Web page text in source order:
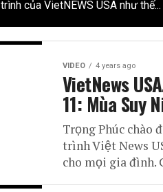
trình của VietNEWS USA như thế...
VIDEO 4 years ago
VietNews
11: Mùa Suy
Trọng Phúc chào
trình Việt News
cho mọi gia đình.